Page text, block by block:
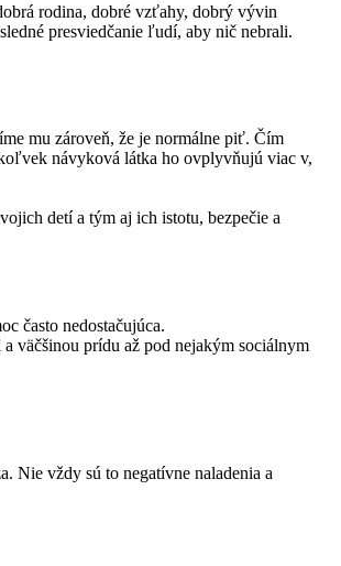
rodina, dobré vzťahy, dobrý vývin
presviedčanie ľudí, aby nič nebrali.
mu zároveň, že je normálne piť. Čím
návyková látka ho ovplyvňujú viac v,
detí a tým aj ich istotu, bezpečie a
často nedostačujúca.
väčšinou prídu až pod nejakým sociálnym
Nie vždy sú to negatívne naladenia a